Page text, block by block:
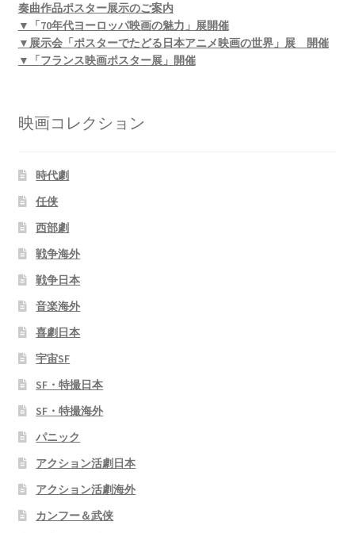
奏曲作品ポスター展示のご案内
▼「70年代ヨーロッパ映画の魅力」展開催
▼展示会「ポスターでたどる日本アニメ映画の世界」展 開催
▼「フランス映画ポスター展」開催
映画コレクション
時代劇
任侠
西部劇
戦争海外
戦争日本
音楽海外
喜劇日本
宇宙SF
SF・特撮日本
SF・特撮海外
パニック
アクション活劇日本
アクション活劇海外
カンフー＆武侠